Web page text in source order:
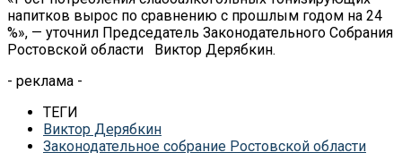
напитков вырос по сравнению с прошлым годом на 24
%», — уточнил Председатель Законодательного Собрания
Ростовской области Виктор Дерябкин.
- реклама -
ТЕГИ
Виктор Дерябкин
Законодательное собрание Ростовской области